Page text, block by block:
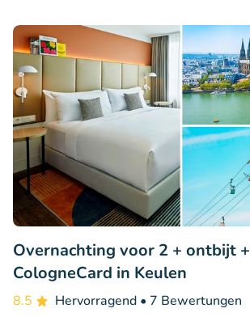
Overnachting voor 2 + ontbijt +
CologneCard in Keulen
8.5 Hervorragend • 7 Bewertungen